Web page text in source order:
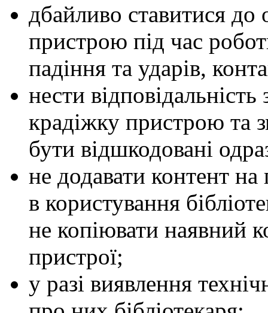
дбайливо ставитися до
пристрою під час
падіння та ударів,
нести
крадіжку пристрою та
бути відшкодовані
не додавати контент
в користування
не копіювати наявний
пристрої;
у разі виявлення